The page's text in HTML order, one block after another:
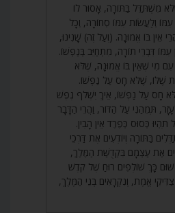
מִשְׁתַּדֵּל בַּתּוֹרָה, אָסוּר לוֹ
וְלַעֲשׂוֹת עִמּוֹ סְחוֹרָה, וְכָל
אֵין בּוֹ אֱמוּנָה. (וְעַל זֶה) שָׁנִינוּ,
עִמּוֹ דִּבְרֵי תוֹרָה, מִתְחַיֵּב בְּנַפְשׁוֹ.
מִי שֶׁאֵין בּוֹ אֱמוּנָה, שֶׁלֹּא
שֶׁלּוֹ, שֶׁלֹּא חָס עַל נַפְשׁוֹ.
חָס עַל נַפְשׁוֹ, אֵיךְ יִשְׁלֹף נֶפֶשׁ
תְּמֵהַנִי עַל הַדּוֹר, וַהֲרֵי הַדָּבָר
תִּהְיוּ כְּסוּס כְּפֶרֶד אֵין הָבִין.
בַּתּוֹרָה וְיוֹדְעִים אֶת דַּרְכֵי
אֶת עַצְמָם בִּקְדֻשַּׁת הַמֶּלֶךְ,
כָּךְ שׁוֹלְפִים רוּחַ שֶׁל קֹדֶשׁ
אֱמֶת, וְנִקְרָאִים בְּנֵי הַמֶּלֶךְ,